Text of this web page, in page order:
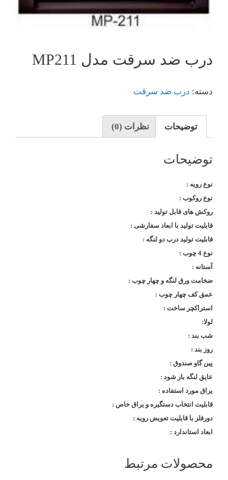
درب ضد سرقت مدل MP211
دسته: درب ضد سرقت
توضیحات نظرات (0)
توضیحات
نوع رویه :
نوع روکوب :
روکش های قابل تولید :
قابلیت تولید با ابعاد سفارشی :
قابلیت تولید درب دو لنگه :
نوع 4 چوب :
آستانه :
ضخامت ورق لنگه و چهار چوب :
عمق کف چهار چوب :
استراکچر ساخت :
لولا:
شب بند :
روز بند :
پین گاو صندوق :
عایق لنگه باز شود :
یراق مورد استفاده :
قابلیت انتخاب دستگیره و یراق خاص :
دورفلز با قابلیت تعویض رویه :
ابعاد استاندارد :
محصولات مرتبط